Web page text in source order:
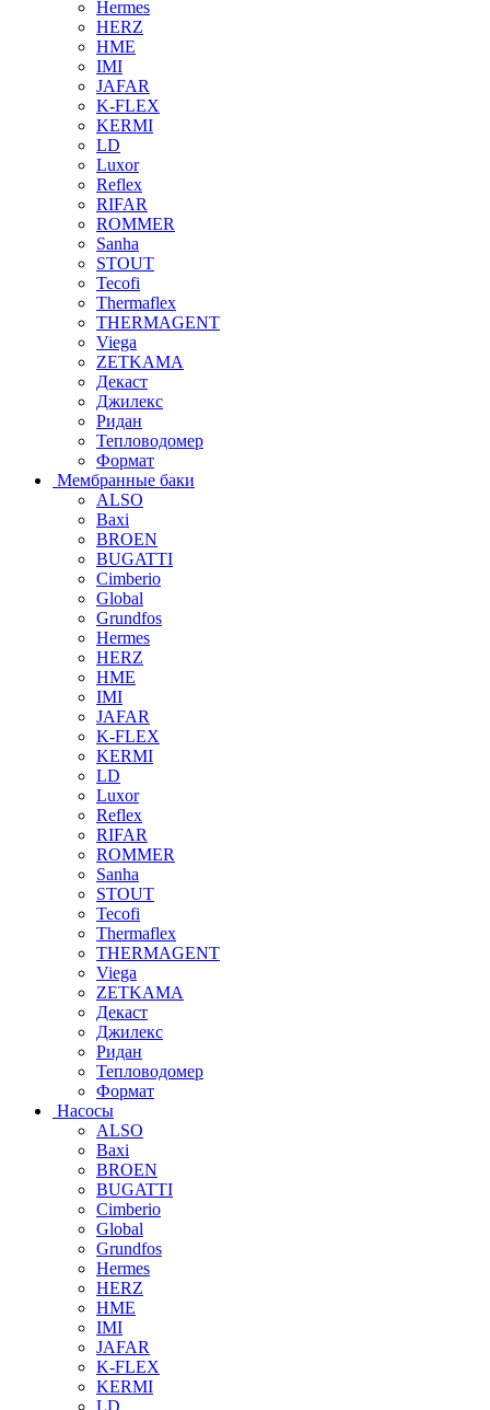
Hermes
HERZ
HME
IMI
JAFAR
K-FLEX
KERMI
LD
Luxor
Reflex
RIFAR
ROMMER
Sanha
STOUT
Tecofi
Thermaflex
THERMAGENT
Viega
ZETKAMA
Декаст
Джилекс
Ридан
Тепловодомер
Формат
Мембранные баки
ALSO
Baxi
BROEN
BUGATTI
Cimberio
Global
Grundfos
Hermes
HERZ
HME
IMI
JAFAR
K-FLEX
KERMI
LD
Luxor
Reflex
RIFAR
ROMMER
Sanha
STOUT
Tecofi
Thermaflex
THERMAGENT
Viega
ZETKAMA
Декаст
Джилекс
Ридан
Тепловодомер
Формат
Насосы
ALSO
Baxi
BROEN
BUGATTI
Cimberio
Global
Grundfos
Hermes
HERZ
HME
IMI
JAFAR
K-FLEX
KERMI
LD